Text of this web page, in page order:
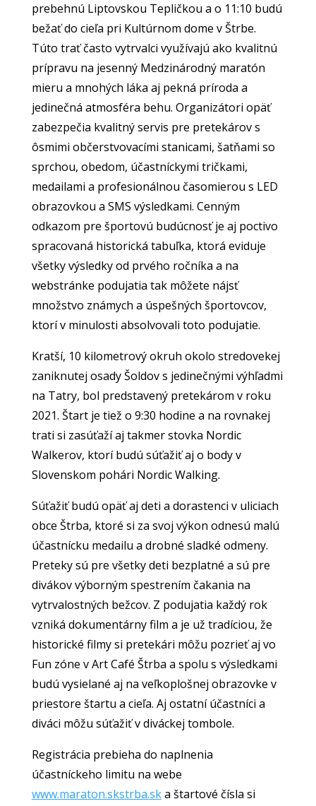
prebehnú Liptovskou Tepličkou a o 11:10 budú
bežať do cieľa pri Kultúrnom dome v Štrbe.
Túto trať často vytrvalci využívajú ako kvalitnú
prípravu na jesenný Medzinárodný maratón
mieru a mnohých láka aj pekná príroda a
jedinečná atmosféra behu. Organizátori opäť
zabezpečia kvalitný servis pre pretekárov s
ôsmimi občerstvovacími stanicami, šatňami so
sprchou, obedom, účastníckymi tričkami,
medailami a profesionálnou časomierou s LED
obrazovkou a SMS výsledkami. Cenným
odkazom pre športovú budúcnosť je aj poctivo
spracovaná historická tabuľka, ktorá eviduje
všetky výsledky od prvého ročníka a na
webstránke podujatia tak môžete nájsť
množstvo známych a úspešných športovcov,
ktorí v minulosti absolvovali toto podujatie.
Kratší, 10 kilometrový okruh okolo stredovekej
zaniknutej osady Šoldov s jedinečnými výhľadmi
na Tatry, bol predstavený pretekárom v roku
2021. Štart je tiež o 9:30 hodine a na rovnakej
trati si zasúťaží aj takmer stovka Nordic
Walkerov, ktorí budú súťažiť aj o body v
Slovenskom pohári Nordic Walking.
Súťažiť budú opäť aj deti a dorastenci v uliciach
obce Štrba, ktoré si za svoj výkon odnesú malú
účastnícku medailu a drobné sladké odmeny.
Preteky sú pre všetky deti bezplatné a sú pre
divákov výborným spestrením čakania na
vytrvalostných bežcov. Z podujatia každý rok
vzniká dokumentárny film a je už tradíciou, že
historické filmy si pretekári môžu pozrieť aj vo
Fun zóne v Art Café Štrba a spolu s výsledkami
budú vysielané aj na veľkoplošnej obrazovke v
priestore štartu a cieľa. Aj ostatní účastníci a
diváci môžu súťažiť v diváckej tombole.
Registrácia prebieha do naplnenia
účastníckeho limitu na webe
www.maraton.skstrba.ska štartové čísla si